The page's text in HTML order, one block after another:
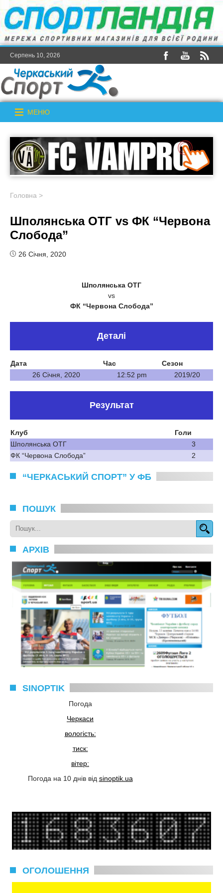
Серпень 10, 2026
МЕНЮ
Головна >
Шполянська ОТГ vs ФК “Червона
Слобода”
26 Січня, 2020
Шполянська ОТГ
vs
ФК “Червона Слобода”
Деталі
Дата Час
Сезон
26 Січня, 2020
12:52 pm 2019/20
Результат
Клуб
Голи
Шполянська ОТГ
3
ФК “Червона Слобода”
2
“ЧЕРКАСЬКИЙ СПОРТ” У ФБ
ПОШУК
АРХІВ
SINOPTIK
Погода
Черкаси
вологість:
тиск:
вітер:
Погода на 10 днів від sinoptik.ua
ОГОЛОШЕННЯ